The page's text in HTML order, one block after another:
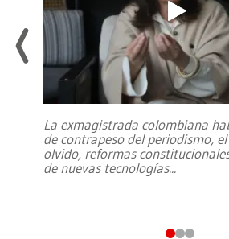
La exmagistrada colombiana
de contrapeso del periodismo,
olvido, reformas
de nuevas tecnologías...